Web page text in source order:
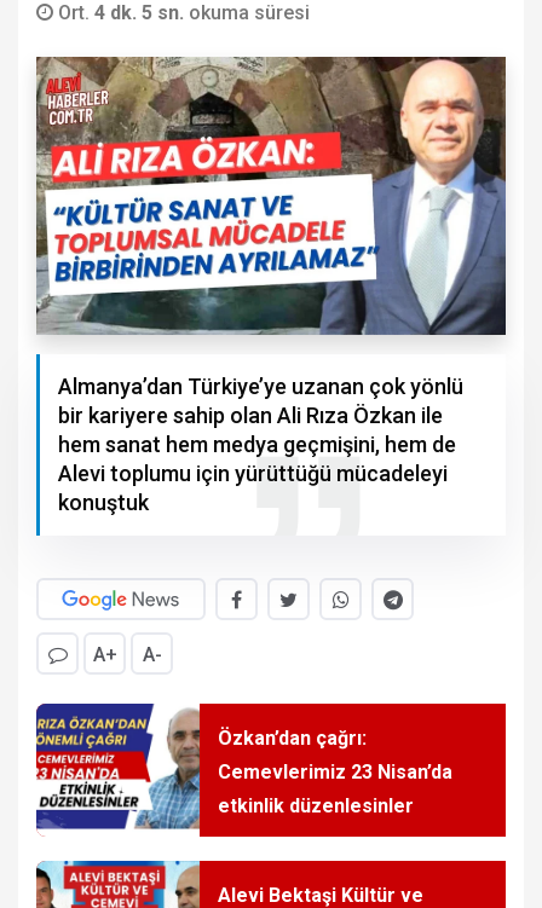
Ort. 4 dk. 5 sn. okuma süresi
Almanya’dan Türkiye’ye uzanan çok yönlü
bir kariyere sahip olan Ali Rıza Özkan ile
hem sanat hem medya geçmişini, hem de
Alevi toplumu için yürüttüğü mücadeleyi
konuştuk
A+ A-
Özkan’dan çağrı:
Cemevlerimiz 23 Nisan’da
etkinlik düzenlesinler
Alevi Bektaşi Kültür ve